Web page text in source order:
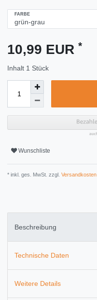
FARBE
10,99 EUR *
Inhalt 1 Stück
Wunschliste
* inkl. ges. MwSt. zzgl. Versandkosten
Beschreibung
Technische Daten
Weitere Details